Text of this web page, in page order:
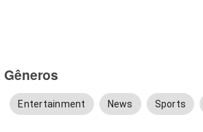
Gêneros
Entertainment News Sports